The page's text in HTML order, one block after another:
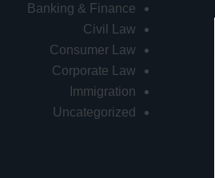
Banking & Finance
Civil Law
Consumer Law
Corporate Law
Immigration
Uncategorized